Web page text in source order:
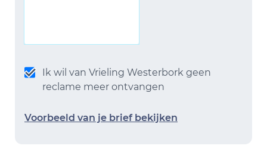
Ik wil van Vrieling Westerbork geen
reclame meer ontvangen
Voorbeeld van je brief bekijken